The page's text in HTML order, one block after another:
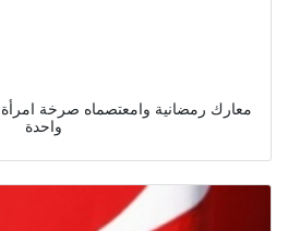
معارك رمضانية وامعتصماه صرخة
واحدة